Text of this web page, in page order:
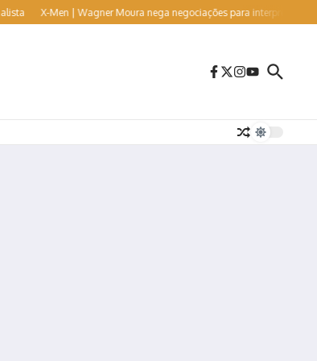
X-Men | Wagner Moura nega negociações para interpretar o vilão Sr.